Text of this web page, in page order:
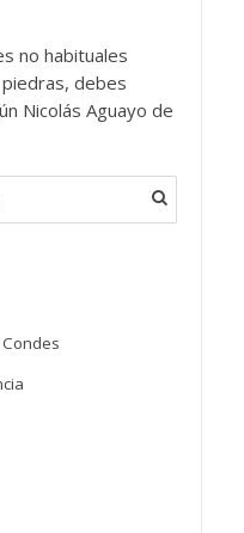
no habituales
debes
Nicolás Aguayo de